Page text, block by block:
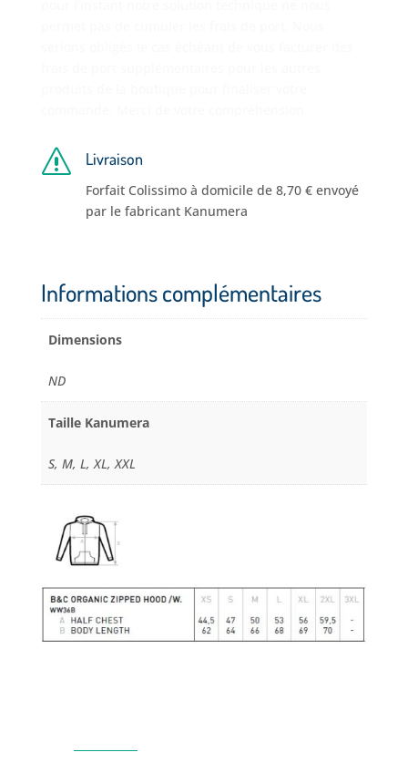
s Livraison
Forfait Colissimo à domicile de 8,70 € envoyé
par le fabricant Kanumera
Informations complémentaires
Dimensions
ND
Taille Kanumera
S, M, L, XL, XXL